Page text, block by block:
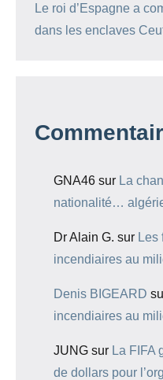
Le roi d’Espagne a
dans les enclaves
GNA46 sur La
nationalité…
Dr Alain G. sur Les
incendiaires au
Denis BIGEARD
incendiaires au
JUNG sur La FIFA
de dollars pour